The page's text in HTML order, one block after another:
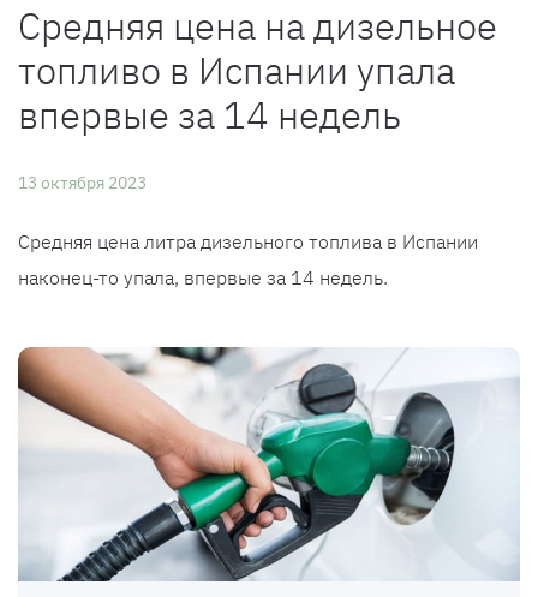
Средняя цена на дизельное
топливо в Испании упала
впервые за 14 недель
13 октября 2023
Средняя цена литра дизельного топлива в Испании
наконец-то упала, впервые за 14 недель.